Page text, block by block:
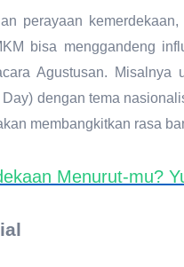
perayaan
bisa menggandeng
Agustusan.
dengan tema
membangkitkan rasa
Menurut-mu?